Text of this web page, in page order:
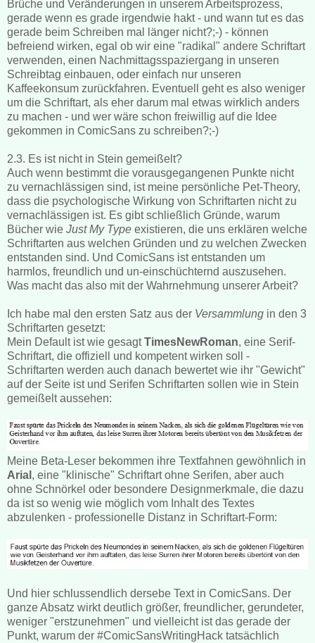
Brüche und Veränderungen in unserem Arbeitsprozess,
gerade wenn es grade irgendwie hakt - und wann tut es das
gerade beim Schreiben mal länger nicht?;-) - können
befreiend wirken, egal ob wir eine "radikal" andere Schriftart
verwenden, einen Nachmittagsspaziergang in unseren
Schreibtag einbauen, oder einfach nur unseren
Kaffeekonsum zurückfahren. Eventuell geht es also weniger
um die Schriftart, als eher darum mal etwas wirklich anders
zu machen - und wer wäre schon freiwillig auf die Idee
gekommen in ComicSans zu schreiben?;-)
2.3. Es ist nicht in Stein gemeißelt?
Auch wenn bestimmt die vorausgegangenen Punkte nicht
zu vernachlässigen sind, ist meine persönliche Pet-Theory,
dass die psychologische Wirkung von Schriftarten nicht zu
vernachlässigen ist. Es gibt schließlich Gründe, warum
Bücher wie Just My Type existieren, die uns erklären welche
Schriftarten aus welchen Gründen und zu welchen Zwecken
entstanden sind. Und ComicSans ist entstanden um
harmlos, freundlich und un-einschüchternd auszusehen.
Was macht das also mit der Wahrnehmung unserer Arbeit?
Ich habe mal den ersten Satz aus der Versammlung in den 3
Schriftarten gesetzt:
Mein Default ist wie gesagtTimesNewRoman, eine Serif-
Schriftart, die offiziell und kompetent wirken soll -
Schriftarten werden auch danach bewertet wie ihr "Gewicht"
auf der Seite ist und Serifen Schriftarten sollen wie in Stein
gemeißelt aussehen:
Meine Beta-Leser bekommen ihre Textfahnen gewöhnlich in
Arial , eine "klinische" Schriftart ohne Serifen, aber auch
ohne Schnörkel oder besondere Designmerkmale, die dazu
da ist so wenig wie möglich vom Inhalt des Textes
abzulenken - professionelle Distanz in Schriftart-Form:
Und hier schlussendlich dersebe Text in ComicSans. Der
ganze Absatz wirkt deutlich größer, freundlicher, gerundeter,
weniger "erstzunehmen" und vielleicht ist das gerade der
Punkt, warum der #ComicSansWritingHack tatsächlich